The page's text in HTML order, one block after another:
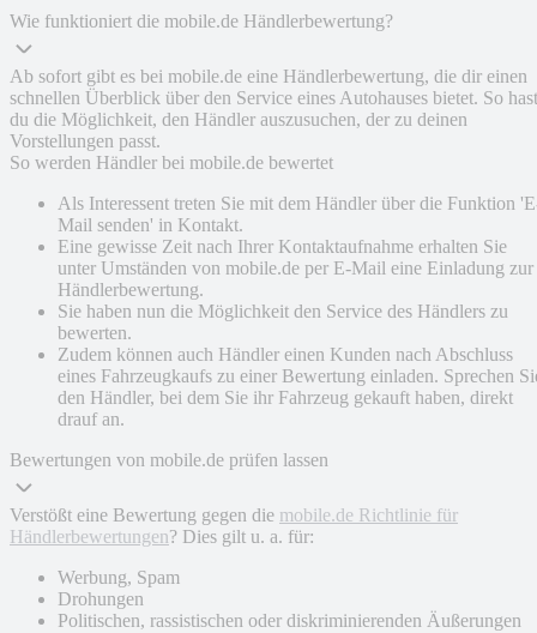
Wie funktioniert die mobile.de Händlerbewertung?
Ab sofort gibt es bei mobile.de eine Händlerbewertung, die dir einen
schnellen Überblick über den Service eines Autohauses bietet. So hast
du die Möglichkeit, den Händler auszusuchen, der zu deinen
Vorstellungen passt.
So werden Händler bei mobile.de bewertet
Als Interessent treten Sie mit dem Händler über die Funktion
Mail senden' in Kontakt.
Eine gewisse Zeit nach Ihrer Kontaktaufnahme erhalten Sie
unter Umständen von mobile.de per E-Mail eine Einladung zur
Händlerbewertung.
Sie haben nun die Möglichkeit den Service des Händlers zu
bewerten.
Zudem können auch Händler einen Kunden nach Abschluss
eines Fahrzeugkaufs zu einer Bewertung einladen. Sprechen
den Händler, bei dem Sie ihr Fahrzeug gekauft haben, direkt
drauf an.
Bewertungen von mobile.de prüfen lassen
Verstößt eine Bewertung gegen die mobile.de Richtlinie für
Händlerbewertungen? Dies gilt u. a. für:
Werbung, Spam
Drohungen
Politischen, rassistischen oder diskriminierenden Äußerungen